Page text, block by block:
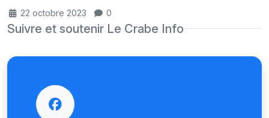
22 octobre 2023 0
Suivre et soutenir Le Crabe Info